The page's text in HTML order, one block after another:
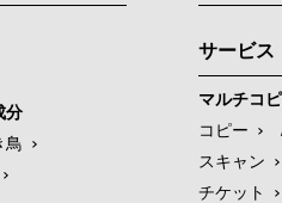
分
鳥
サービス
マルチコ
コピー
スキャン
チケット